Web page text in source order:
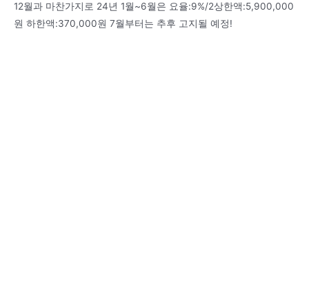
12월과 마찬가지로 24년 1월~6월은 요율:9%/2상한액:5,900,000
원 하한액:370,000원 7월부터는 추후 고지될 예정!